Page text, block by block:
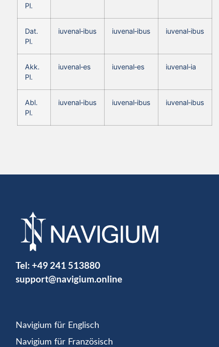
Pl.
Dat.
Pl.
iuvenal‑ibus iuvenal‑ibus iuvenal‑ibus
Akk.
Pl.
iuvenal‑es iuvenal‑es iuvenal‑ia
Abl.
Pl.
iuvenal‑ibus iuvenal‑ibus iuvenal‑ibus
Tel: +49 241 513880
support@navigium.online
Navigium für Englisch
Navigium für Französisch